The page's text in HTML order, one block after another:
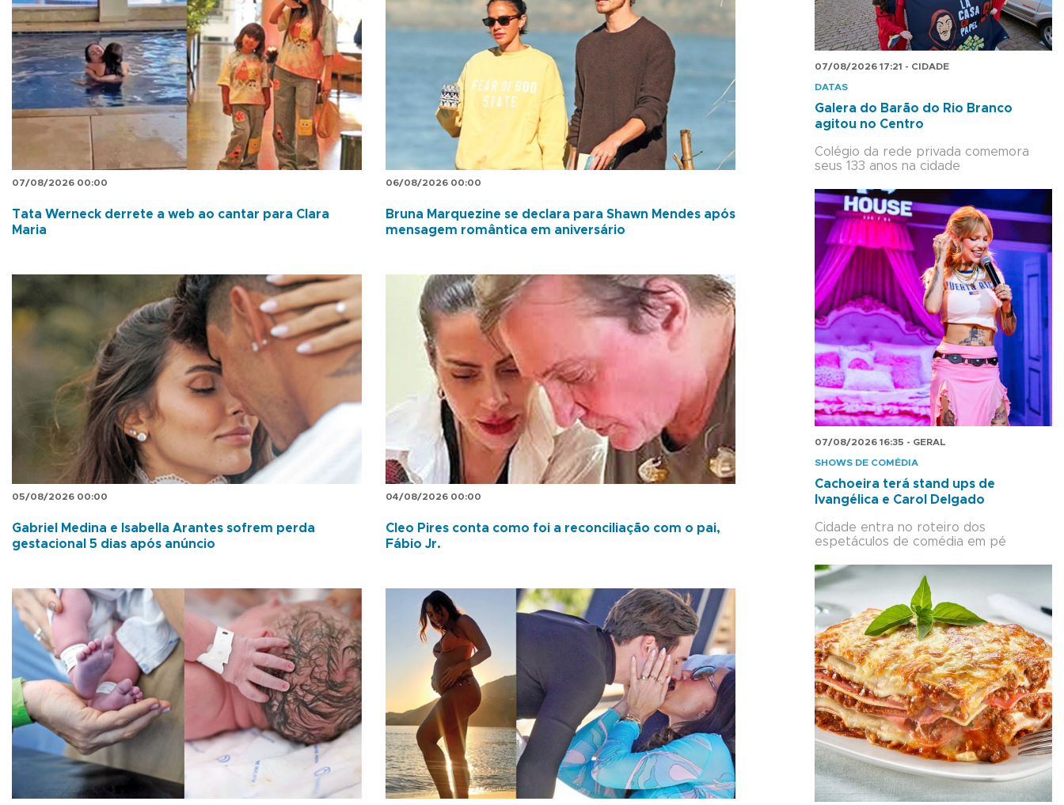
07/08/2026 00:00
Tata Werneck derrete a web ao cantar para Clara
Maria
06/08/2026 00:00
Bruna Marquezine se declara para Shawn Mendes após
mensagem romântica em aniversário
05/08/2026 00:00
Gabriel Medina e Isabella Arantes sofrem perda
gestacional 5 dias após anúncio
04/08/2026 00:00
Cleo Pires conta como foi a reconciliação com o pai,
Fábio Jr.
07/08/2026 17:21 - CIDADE
DATAS
Galera do Barão do Rio Branco
agitou no Centro
Colégio da rede privada comemora
seus 133 anos na cidade
07/08/2026 16:35 - GERAL
SHOWS DE COMÉDIA
Cachoeira terá stand ups de
Ivangélica e Carol Delgado
Cidade entra no roteiro dos
espetáculos de comédia em pé